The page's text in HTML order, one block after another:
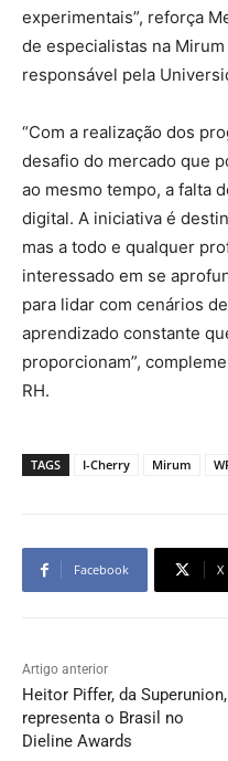
experimentais”, reforça
de especialistas na
responsável pela
“Com a realização dos
desafio do mercado que
ao mesmo tempo, a falta
digital. A iniciativa é
mas a todo e qualquer
interessado em se
para lidar com cenários
aprendizado constante
proporcionam”,
RH.
TAGS I-Cherry Mirum
Facebook X
Artigo anterior
Heitor Piffer, da Superunion,
representa o Brasil no
Dieline Awards